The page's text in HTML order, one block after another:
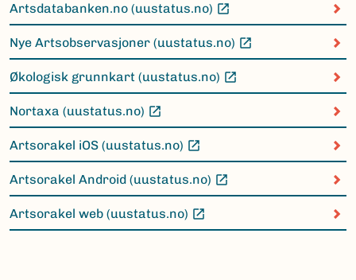
Artsdatabanken.no (uustatus.no)
(Ekstern lenke)
Nye Artsobservasjoner (uustatus.no)
(Ekstern lenke)
Økologisk grunnkart (uustatus.no)
(Ekstern lenke)
Nortaxa (uustatus.no)
(Ekstern lenke)
Artsorakel iOS (uustatus.no)
(Ekstern lenke)
Artsorakel Android (uustatus.no)
(Ekstern lenke)
Artsorakel web (uustatus.no)
(Ekstern lenke)